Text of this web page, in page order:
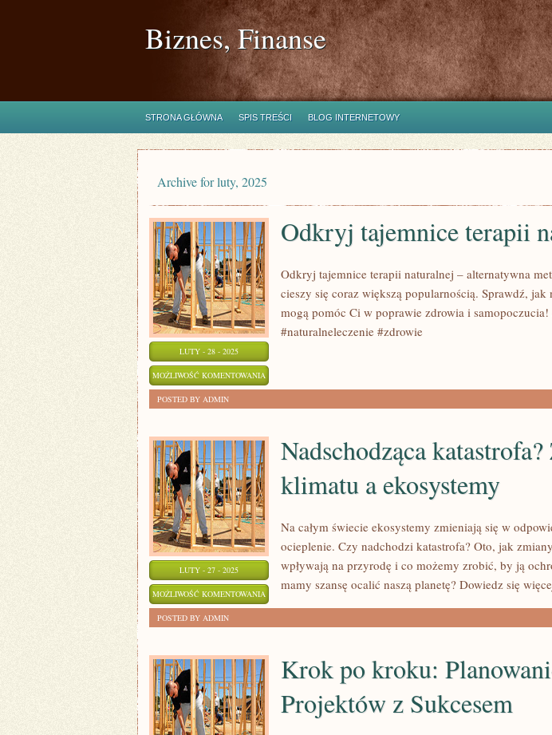
Biznes, Finanse
STRONA GŁÓWNA SPIS TREŚCI BLOG INTERNETOWY
Archive for luty, 2025
LUTY - 28 - 2025
MOŻLIWOŚĆ KOMENTOWANIA
NATURALNEJ
ZOSTAŁA WYŁĄCZONA
Odkryj tajemnice terapii
Odkryj tajemnice terapii naturalnej – alternatywna
cieszy się coraz większą popularnością. Sprawdź, jak
mogą pomóc Ci w poprawie zdrowia i samopoczucia!
#naturalneleczenie #zdrowie
POSTED BY ADMIN
LUTY - 27 - 2025
MOŻLIWOŚĆ KOMENTOWANIA NADSCHODZĄCA
KLIMATU
ZOSTAŁA WYŁĄCZONA
Nadschodząca
klimatu a ekosystemy
Na całym świecie ekosystemy zmieniają się w
ocieplenie. Czy nadchodzi katastrofa? Oto, jak
wpływają na przyrodę i co możemy zrobić, by ją
mamy szansę ocalić naszą planetę? Dowiedz się
POSTED BY ADMIN
Krok po kroku:
Projektów z Sukcesem